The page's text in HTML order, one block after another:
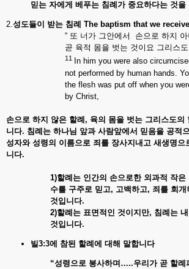
믿는 자에게 베푸는 침례가 중요하다는 것을
2.성도들이 받는 침례 The baptism that we receive
“ 또 너가 그안에서 손으로 하지
곧 육적 몸을 벗는 것이요 그리스
11
In him you were also
not performed by human hands.
the flesh was put off when you
by Christ,
손으로 하지 않은 할례, 육의 몸을 벗는 그리스도의
니다. 침례는 하나님 앞과 사람앞에서 믿음을 공적
성자와 성령의 이름으로 죄를 장사지내고 새생명으
니다.
1)할례는 인간의 손으로한 외과적 작은
수를 구주로 믿고, 고백하고, 죄를 회개
것입니다.
2)할례는 표면적인 것이지만, 침례는
것입니다.
빌3:3에 참된 할례에 대해 말합니다
“성령으로 봉사하며…..우리가 곧 할례